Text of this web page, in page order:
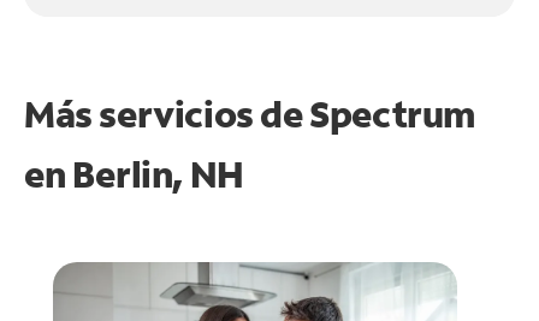
Más servicios de Spectrum
en Berlin, NH